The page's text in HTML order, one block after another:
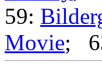
59:
Movie;